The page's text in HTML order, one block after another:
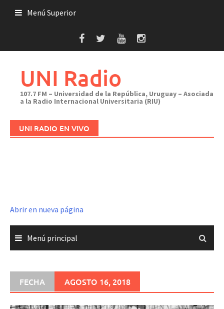
Menú Superior
UNI Radio
107.7 FM – Universidad de la República, Uruguay – Asociada
a la Radio Internacional Universitaria (RIU)
UNI RADIO EN VIVO
Abrir en nueva página
Menú principal
FECHA AGOSTO 16, 2018